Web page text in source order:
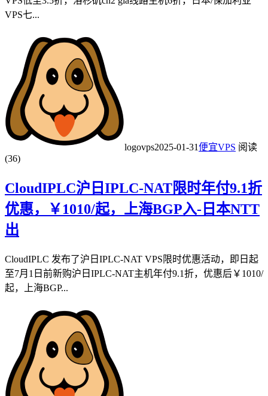
VPS七...
logovps2025-01-31便宜VPS 阅读
(36)
CloudIPLC沪日IPLC-NAT限时年付9.1折
优惠，￥1010/起，上海BGP入-日本NTT
出
CloudIPLC 发布了沪日IPLC-NAT VPS限时优惠活动，即日起
至7月1日前新购沪日IPLC-NAT主机年付9.1折，优惠后￥1010/
起，上海BGP...